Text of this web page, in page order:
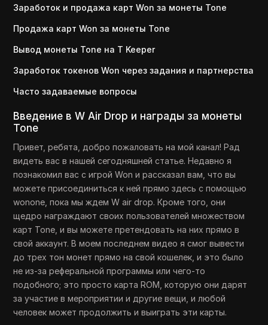
Заработок и продажа карт Won за монеты Tone
Продажа карт Won за монеты Tone
Вывод монеты Tone на T Keeper
Заработок токенов Won через задания и партнерства
Часто задаваемые вопросы
Введение в W Air Drop и награды за монеты
Tone
Привет, ребята, добро пожаловать на мой канал! Рад
видеть вас в нашей сегодняшней статье. Недавно я
познакомил вас с игрой Won и рассказал вам, что вы
можете присоединиться к ней прямо здесь с помощью
wonone, пока мы ждем W air drop. Кроме того, они
щедро награждают своих пользователей множеством
карт Tone, и вы можете претендовать на них прямо в
свой аккаунт. В моем последнем видео я смог вывести
до трех тон монет прямо на свой кошелек, и это было
не из-за реферальной программы или чего-то
подобного; это просто карта ROM, которую они дарят
за участие в мероприятии и другие вещи, и любой
человек может продолжить и выиграть эти карты.